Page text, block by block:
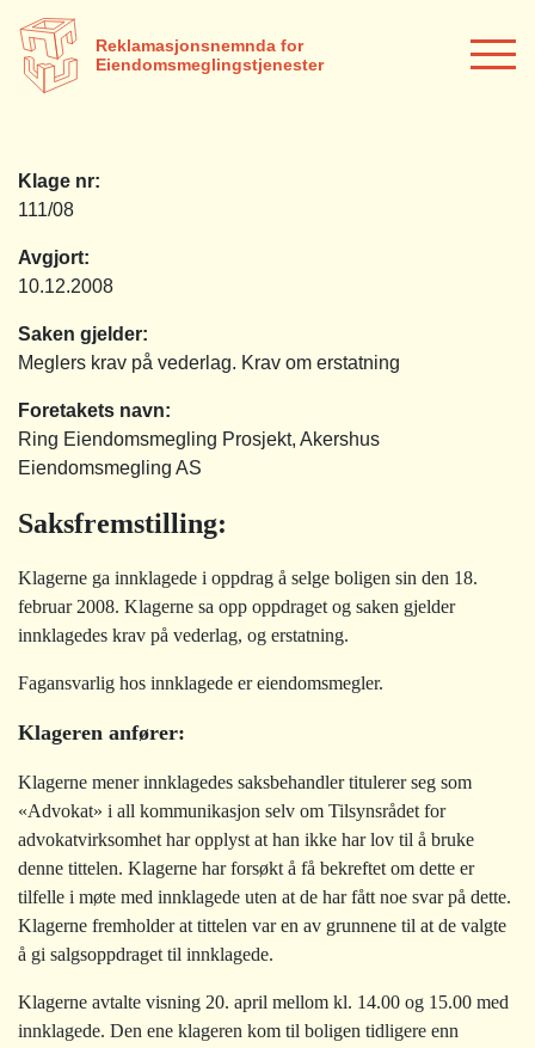
Reklamasjonsnemnda for
Eiendomsmeglingstjenester
Klage nr:
111/08
Avgjort:
10.12.2008
Saken gjelder:
Meglers krav på vederlag. Krav om erstatning
Foretakets navn:
Ring Eiendomsmegling Prosjekt, Akershus
Eiendomsmegling AS
Saksfremstilling:
Klagerne ga innklagede i oppdrag å selge boligen sin den 18.
februar 2008. Klagerne sa opp oppdraget og saken gjelder
innklagedes krav på vederlag, og erstatning.
Fagansvarlig hos innklagede er eiendomsmegler.
Klageren anfører:
Klagerne mener innklagedes saksbehandler titulerer seg som
«Advokat» i all kommunikasjon selv om Tilsynsrådet for
advokatvirksomhet har opplyst at han ikke har lov til å bruke
denne tittelen. Klagerne har forsøkt å få bekreftet om dette er
tilfelle i møte med innklagede uten at de har fått noe svar på dette.
Klagerne fremholder at tittelen var en av grunnene til at de valgte
å gi salgsoppdraget til innklagede.
Klagerne avtalte visning 20. april mellom kl. 14.00 og 15.00 med
innklagede. Den ene klageren kom til boligen tidligere enn